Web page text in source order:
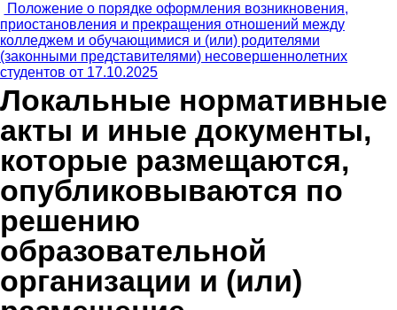
Положение о порядке оформления возникновения,
приостановления и прекращения отношений между
колледжем и обучающимися и (или) родителями
(законными представителями) несовершеннолетних
студентов от 17.10.2025
Локальные нормативные
акты и иные документы,
которые размещаются,
опубликовываются по
решению
образовательной
организации и (или)